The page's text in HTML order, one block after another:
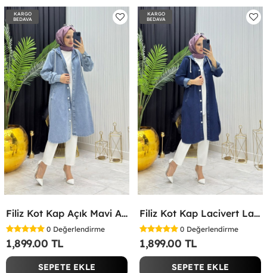
KARGO
BEDAVA
Filiz Kot Kap Açık Mavi Açık Mavi
0 Değerlendirme
1,899.00 TL
SEPETE EKLE
KARGO
BEDAVA
Filiz Kot Kap Lacivert Lacivert
0 Değerlendirme
1,899.00 TL
SEPETE EKLE